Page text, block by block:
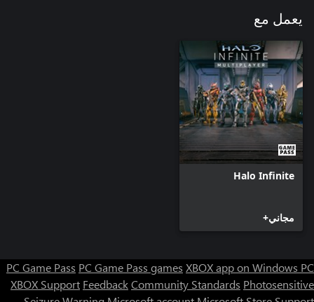
يعمل مع
Halo Infinite
مجاني+
PC Game Pass PC Game Pass games XBOX app on Windows PC
XBOX Support FeedbackCommunity Standards Photosensitive